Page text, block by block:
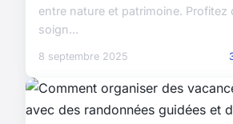
entre nature et patrimoine. Profitez
soign...
8 septembre 2025